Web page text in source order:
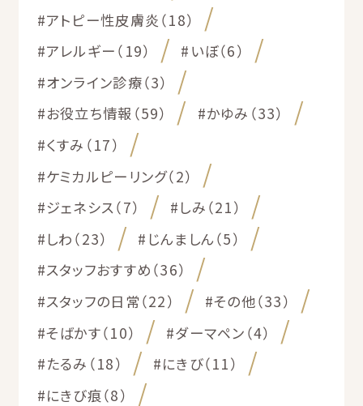
#アトピー性皮膚炎（18）
#アレルギー（19）
#いぼ（6）
#オンライン診療（3）
#お役立ち情報（59）
#かゆみ（33）
#くすみ（17）
#ケミカルピーリング（2）
#ジェネシス（7）
#しみ（21）
#しわ（23）
#じんましん（5）
#スタッフおすすめ（36）
#スタッフの日常（22）
#その他（33）
#そばかす（10）
#ダーマペン（4）
#たるみ（18）
#にきび（11）
#にきび痕（8）